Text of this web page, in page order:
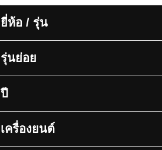
ยี่ห้อ / รุ่น
รุ่นย่อย
ปี
เครื่องยนต์